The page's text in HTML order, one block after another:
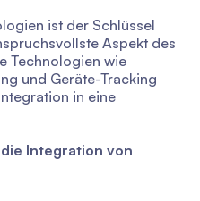
ist der Schlüssel
Aspekt des
Technologien wie
und Geräte-Tracking
in eine
Integration von